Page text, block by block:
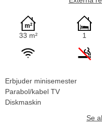
33 m² 1
Erbjuder minisemester
Parabol/kabel TV
Diskmaskin
Se